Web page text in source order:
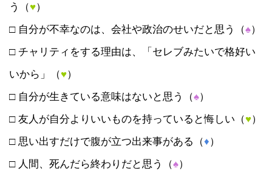
う（♥）
□ 自分が不幸なのは、会社や政治のせいだと思う（♠）
□ チャリティをする理由は、「セレブみたいで格好い
いから」（♥）
□ 自分が生きている意味はないと思う（♠）
□ 友人が自分よりいいものを持っていると悔しい（♥）
□ 思い出すだけで腹が立つ出来事がある（♦）
□ 人間、死んだら終わりだと思う（♠）